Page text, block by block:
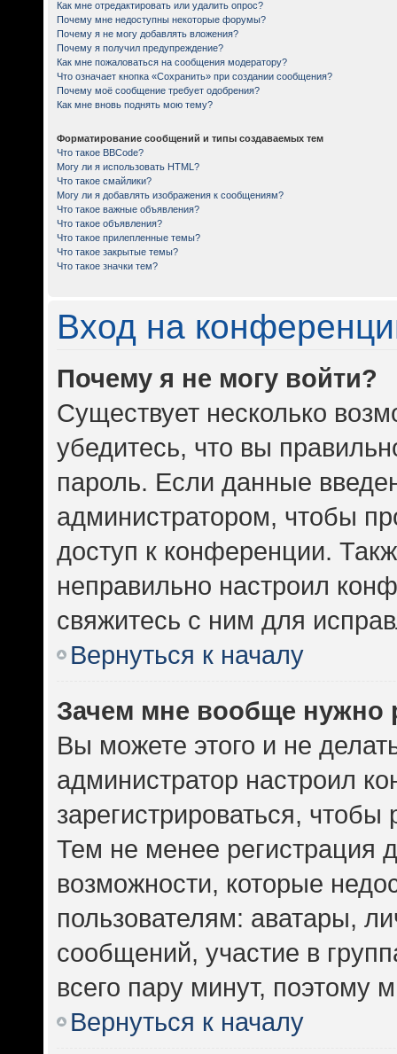
Как мне отредактировать или удалить опрос?
Почему мне недоступны некоторые форумы?
Почему я не могу добавлять вложения?
Почему я получил предупреждение?
Как мне пожаловаться на сообщения модератору?
Что означает кнопка «Сохранить» при создании сообщения?
Почему моё сообщение требует одобрения?
Как мне вновь поднять мою тему?
Форматирование сообщений и типы создаваемых тем
Что такое BBCode?
Могу ли я использовать HTML?
Что такое смайлики?
Могу ли я добавлять изображения к сообщениям?
Что такое важные объявления?
Что такое объявления?
Что такое прилепленные темы?
Что такое закрытые темы?
Что такое значки тем?
Вход на
Почему я не могу войти?
Существует несколько
убедитесь, что вы
пароль. Если данные
администратором, чтобы
доступ к конференции.
неправильно настроил
свяжитесь с ним для
Вернуться к началу
Зачем мне вообще нужно
Вы можете этого и не
администратор настроил
зарегистрироваться,
Тем не менее регистрация
возможности, которые
пользователям: аватары,
сообщений, участие в
всего пару минут, поэтому
Вернуться к началу